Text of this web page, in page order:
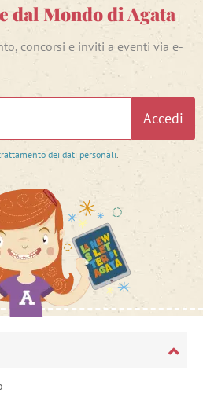
dal Mondo di Agata
concorsi e inviti a eventi via e-
Accedi
dei dati personali